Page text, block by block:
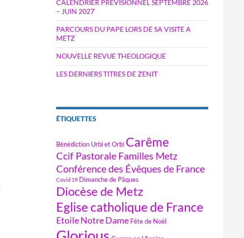
CALENDRIER PREVISIONNEL SEPTEMBRE 2026
– JUIN 2027
PARCOURS DU PAPE LORS DE SA VISITE A
METZ
NOUVELLE REVUE THEOLOGIQUE
LES DERNIERS TITRES DE ZENIT
ÉTIQUETTES
Bénédiction Urbi et Orbi Carême
Ccif Pastorale Familles Metz
Conférence des Évêques de France
Covid 19 Dimanche de Pâques
Diocèse de Metz
Eglise catholique de France
Etoile Notre Dame Fête de Noël